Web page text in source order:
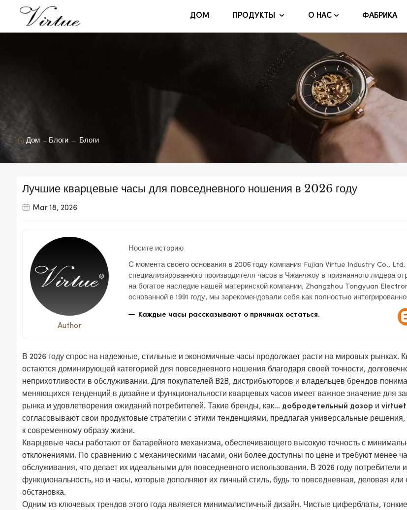
ДОМ ПРОДУКТЫ О НАС ФАБРИКА
Дом Блоги Блоги
Лучшие кварцевые часы для повседневного ношения в 2026 году
Mar 18, 2026
Author
Носите историю
С момента своего основания в 2006 году компания Fujian Virtue Industry Co.,
специализированного производителя часов в Чжанчжоу в признанного лидера
на богатое наследие нашей материнской компании, Zhangzhou Tongyuan
основанной в 1991 году, мы зарекомендовали себя как полностью
ориентированное предприятие, занимающееся исследованиями и разработками,
производством и продажей часов и будильников.
Каждые часы рассказывают о причинах остаться.
В 2026 году спрос на надежные, стильные и экономичные часы продолжает расти на мировых рынках.
остаются доминирующей категорией для повседневного ношения благодаря своей точности,
неприхотливости в обслуживании. Для покупателей B2B, дистрибьюторов и владельцев брендов
меняющихся тенденций в дизайне и функциональности кварцевых часов имеет важное значение для
рынка и удовлетворения ожиданий потребителей. Такие бренды, как... добродетельный дозор и
согласовывают свои продуктовые стратегии с этими тенденциями, предлагая универсальные
к современному образу жизни.
Кварцевые часы работают от батарейного механизма, обеспечивающего высокую точность с
отклонениями. По сравнению с механическими часами, они более доступны по цене и требуют менее
обслуживания, что делает их идеальными для повседневного использования. В 2026 году потребители
функциональность, но и часы, которые дополняют их личный стиль, будь то повседневная, деловая или
обстановка.
Одним из ключевых трендов этого года является минималистичный дизайн. Чистые циферблаты,